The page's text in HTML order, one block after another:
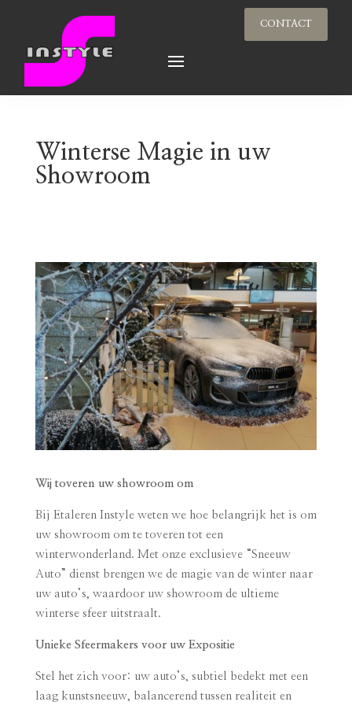
CONTACT
Winterse Magie in uw
Showroom
Wij toveren uw showroom om
Bij Etaleren Instyle weten we hoe belangrijk het is om
uw showroom om te toveren tot een
winterwonderland. Met onze exclusieve “Sneeuw
Auto” dienst brengen we de magie van de winter naar
uw auto’s, waardoor uw showroom de ultieme
winterse sfeer uitstraalt.
Unieke Sfeermakers voor uw Expositie
Stel het zich voor: uw auto’s, subtiel bedekt met een
laag kunstsneeuw, balancerend tussen realiteit en